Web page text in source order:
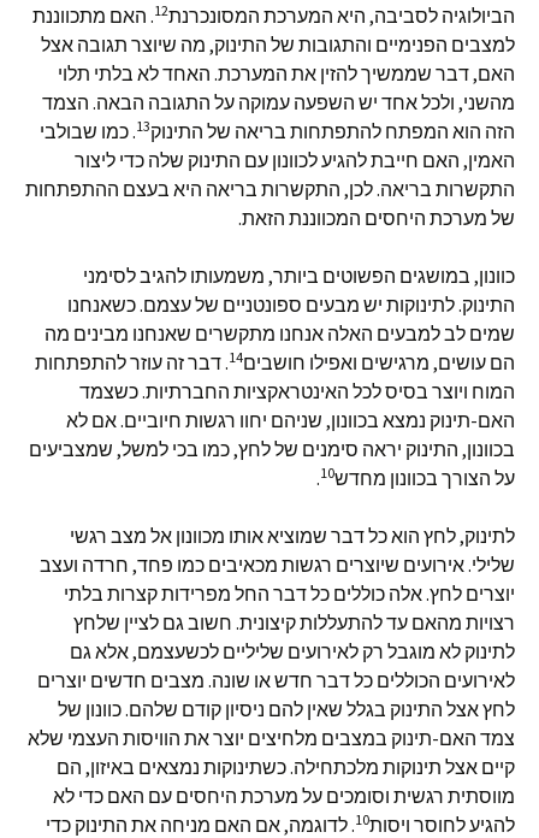
הביולוגיה לסביבה, היא המערכת המסונכרנת12. האם מתכווננת
למצבים הפנימיים והתגובות של התינוק, מה שיוצר תגובה אצל
האם, דבר שממשיך להזין את המערכת. האחד לא בלתי תלוי
מהשני, ולכל אחד יש השפעה עמוקה על התגובה הבאה. הצמד
הזה הוא המפתח להתפתחות בריאה של התינוק13. כמו שבולבי
האמין, האם חייבת להגיע לכוונון עם התינוק שלה כדי ליצור
התקשרות בריאה. לכן, התקשרות בריאה היא בעצם ההתפתחות
של מערכת היחסים המכווננת הזאת.
כוונון, במושגים הפשוטים ביותר, משמעותו להגיב לסימני
התינוק. לתינוקות יש מבעים ספונטניים של עצמם. כשאנחנו
שמים לב למבעים האלה אנחנו מתקשרים שאנחנו מבינים מה
הם עושים, מרגישים ואפילו חושבים14. דבר זה עוזר להתפתחות
המוח ויוצר בסיס לכל האינטראקציות החברתיות. כשצמד
האם-תינוק נמצא בכוונון, שניהם יחוו רגשות חיוביים. אם לא
בכוונון, התינוק יראה סימנים של לחץ, כמו בכי למשל, שמצביעים
על הצורך בכוונון מחדש10
.
לתינוק, לחץ הוא כל דבר שמוציא אותו מכוונון אל מצב רגשי
שלילי. אירועים שיוצרים רגשות מכאיבים כמו פחד, חרדה ועצב
יוצרים לחץ. אלה כוללים כל דבר החל מפרידות קצרות בלתי
רצויות מהאם עד להתעללות קיצונית. חשוב גם לציין שלחץ
לתינוק לא מוגבל רק לאירועים שליליים לכשעצמם, אלא גם
לאירועים הכוללים כל דבר חדש או שונה. מצבים חדשים יוצרים
לחץ אצל התינוק בגלל שאין להם ניסיון קודם שלהם. כוונון של
צמד האם-תינוק במצבים מלחיצים יוצר את הוויסות העצמי שלא
קיים אצל תינוקות מלכתחילה. כשתינוקות נמצאים באיזון, הם
מווסתית רגשית וסומכים על מערכת היחסים עם האם כדי לא
להגיע לחוסר ויסות10. לדוגמה, אם האם מניחה את התינוק כדי